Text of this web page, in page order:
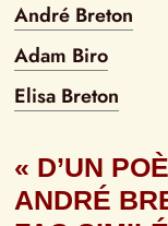
André Breton
Adam Biro
Elisa Breton
« D’UN
ANDRÉ